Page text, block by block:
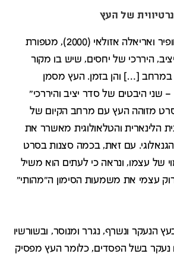
כפי שמסבירים עדי אופיר ואריאלה אזולאי (2000), מטפורת
היררכי של יחסים, שיש בו מקור
במרחב […] והן בזמן. העץ מסמן
– שני היבטים של סדר יציב והיררכי"
בסרט מזוהה העץ עם מרחב הקיום של
הלינארית והטלאולוגית מאשרר את
הגנאלוגי. עם זאת, בכמה סצנות בסרט
של עצמו, ונראה כי לעתים הוא משיל
עצמי את משמעות הסימון ה"מהותי"
ונשרף, נגרר ומנוסר, ובשורשיו
נעקר בשל הפסדים, כלומר העץ מפסיק